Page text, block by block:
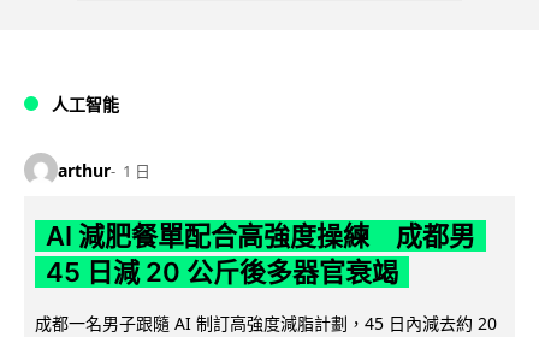
人工智能
arthur 1 日
AI 減肥餐單配合高強度操練 成都男
45 日減 20 公斤後多器官衰竭
成都一名男子跟隨 AI 制訂高強度減脂計劃，45 日內減去約 20